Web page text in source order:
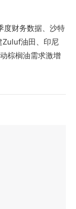
度财务数据、沙特
Zuluf油田、印尼
棕榈油需求激增